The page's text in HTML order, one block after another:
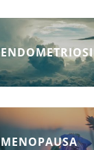
ENDOMETRIOSI
MENOPAUSA